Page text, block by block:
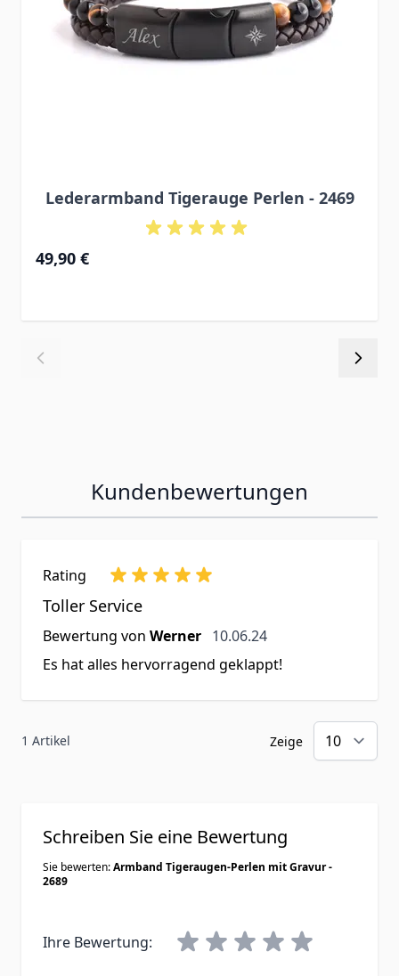
Lederarmband Tigerauge Perlen - 2469
49,90 €
Kundenbewertungen
Rating
Toller Service
Bewertung von Werner 10. Juni 2024
10.06.24
Es hat alles hervorragend geklappt!
1 Artikel Zeige
Schreiben Sie eine Bewertung
Sie bewerten:Armband Tigeraugen-Perlen mit Gravur -
2689
Ihre Bewertung: